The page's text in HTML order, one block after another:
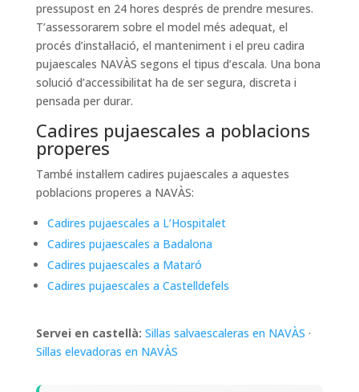
pressupost en 24 hores després de prendre mesures.
T’assessorarem sobre el model més adequat, el
procés d’instal·lació, el manteniment i el preu cadira
pujaescales NAVÀS segons el tipus d’escala. Una bona
solució d’accessibilitat ha de ser segura, discreta i
pensada per durar.
Cadires pujaescales a poblacions
properes
També instal·lem cadires pujaescales a aquestes
poblacions properes a NAVÀS:
Cadires pujaescales a L’Hospitalet
Cadires pujaescales a Badalona
Cadires pujaescales a Mataró
Cadires pujaescales a Castelldefels
Servei en castellà: Sillas salvaescaleras en NAVÀS ·
Sillas elevadoras en NAVÀS